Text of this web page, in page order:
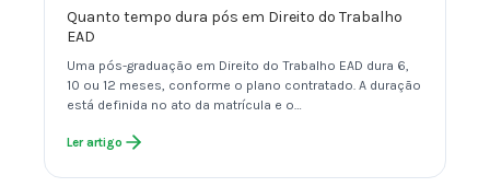
Quanto tempo dura pós em Direito do Trabalho
EAD
Uma pós-graduação em Direito do Trabalho EAD dura 6,
10 ou 12 meses, conforme o plano contratado. A duração
está definida no ato da matrícula e o…
Ler artigo